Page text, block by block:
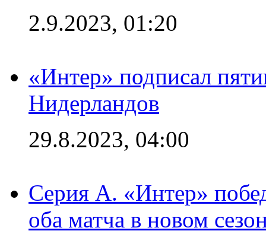
2.9.2023, 01:20
«Интер» подписал
Нидерландов
29.8.2023, 04:00
Серия А. «Интер»
оба матча в новом